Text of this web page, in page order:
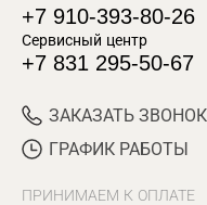
+7 910-393-80-26
Сервисный центр
+7 831 295-50-67
ЗАКАЗАТЬ ЗВОНОК
ГРАФИК РАБОТЫ
ПРИНИМАЕМ К ОПЛАТЕ